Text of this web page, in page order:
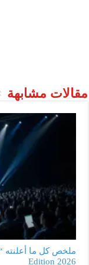
مقالات مشابهة
Edition 2026